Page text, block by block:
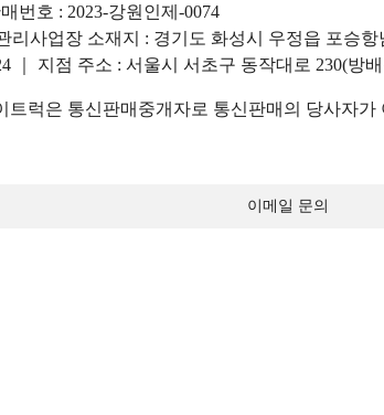
매번호 : 2023-강원인제-0074
리사업장 소재지 : 경기도 화성시 우정읍 포승항
｜ 지점 주소 : 서울시 서초구 동작대로 230(방
럭은 통신판매중개자로 통신판매의 당사자
이메일 문의